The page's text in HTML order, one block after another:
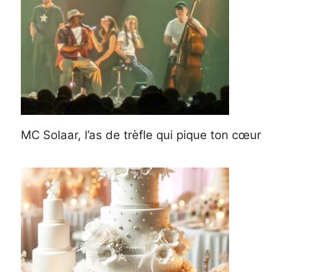
MC Solaar, l’as de trèfle qui pique ton cœur